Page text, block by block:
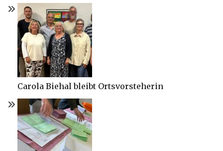
Carola Biehal bleibt Ortsvorsteherin